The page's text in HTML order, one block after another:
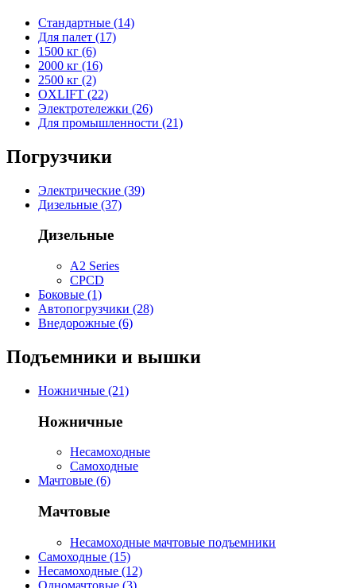
Стандартные (14)
Для палет (17)
1500 кг (6)
2000 кг (16)
2500 кг (2)
OXLIFT (22)
Электротележки (26)
Для промышленности (21)
Погрузчики
Электрические (39)
Дизельные (37)
Дизельные
A2 Series
CPCD
Боковые (1)
Автопогрузчики (28)
Внедорожные (6)
Подъемники и вышки
Ножничные (21)
Ножничные
Несамоходные
Самоходные
Мачтовые (6)
Мачтовые
Несамоходные мачтовые подъемники
Самоходные (15)
Несамоходные (12)
Одномачтовые (3)